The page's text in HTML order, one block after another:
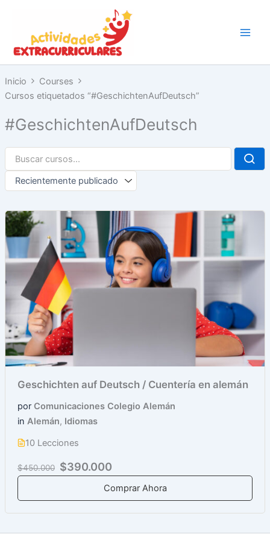
contenido
Inicio
Courses
Cursos etiquetados “#GeschichtenAufDeutsch”
#GeschichtenAufDeutsch
Geschichten auf Deutsch / Cuentería en alemán
por Comunicaciones Colegio Alemán
in Alemán, Idiomas
10 Lecciones
$450.000 $390.000
Comprar Ahora